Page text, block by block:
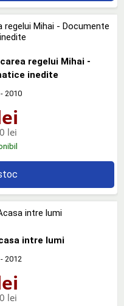
regelui Mihai -
inedite
- 2010
lei
intre lumi
- 2012
lei